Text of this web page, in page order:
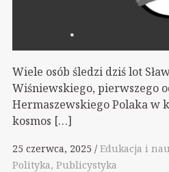
Wiele osób śledzi dziś lot
Wiśniewskiego, pierwszego
Hermaszewskiego Polaka w
kosmos […]
25 czerwca, 2025 Edukacja i
Polityka Publicystyka